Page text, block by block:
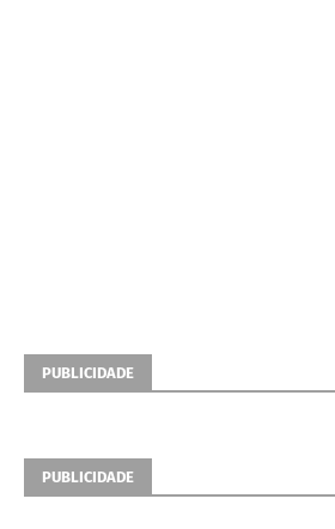
PUBLICIDADE
PUBLICIDADE